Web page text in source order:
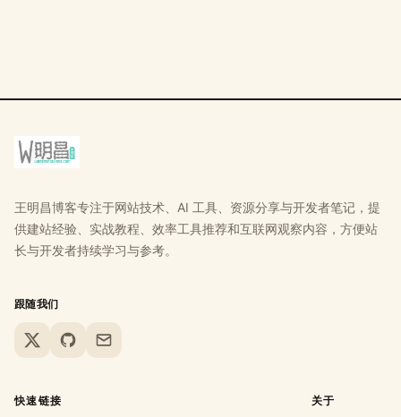
王明昌博客专注于网站技术、AI 工具、资源分享与开发者笔记，提
供建站经验、实战教程、效率工具推荐和互联网观察内容，方便站
长与开发者持续学习与参考。
跟随我们
X GitHubEmail
快速链接 关于